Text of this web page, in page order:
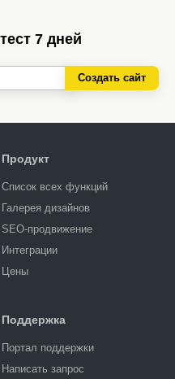
7 дней
Создать сайт
Продукт
Список всех функций
Галерея дизайнов
SEO-продвижение
Интеграции
Цены
Поддержка
Портал поддержки
Написать запрос